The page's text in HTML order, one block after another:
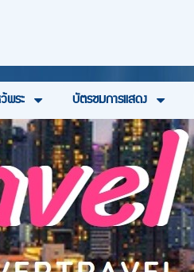
พระ บัตรชมการแสดง